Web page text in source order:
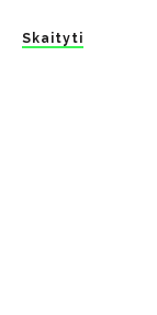
Skaityti